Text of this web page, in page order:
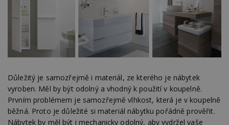
Důležitý je samozřejmě i materiál, ze kterého je nábytek
vyroben. Měl by být odolný a vhodný k použití v koupelně.
Prvním problémem je samozřejmě vlhkost, která je v koupelně
běžná. Proto je důležité si materiál nábytku pořádně prověřit.
Nábytek by měl být i mechanicky odolný, aby vydržel vaše